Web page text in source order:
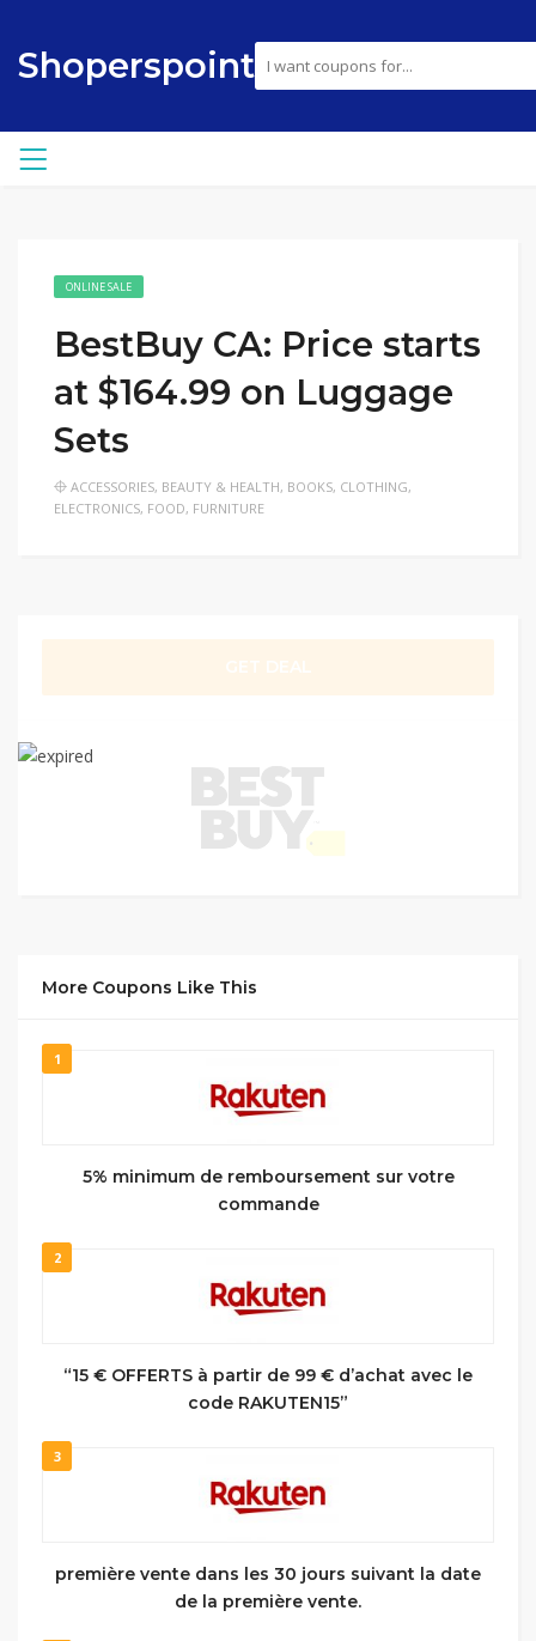
Shoperspoint
ONLINE SALE
BestBuy CA: Price starts
at $164.99 on Luggage
Sets
ACCESSORIES, BEAUTY & HEALTH, BOOKS, CLOTHING,
ELECTRONICS, FOOD, FURNITURE
More Coupons Like This
1
5% minimum de remboursement sur votre
commande
2
“15 € OFFERTS à partir de 99 € d’achat avec le
code RAKUTEN15”
3
première vente dans les 30 jours suivant la date
de la première vente.